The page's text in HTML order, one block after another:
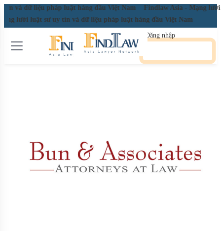
dữ liệu pháp luật hàng đầu Việt NamFindlaw Asia - Mạng lưới
lưới luật sư uy tín và dữ liệu pháp luật hàng đầu Việt Nam
Đăng nhập